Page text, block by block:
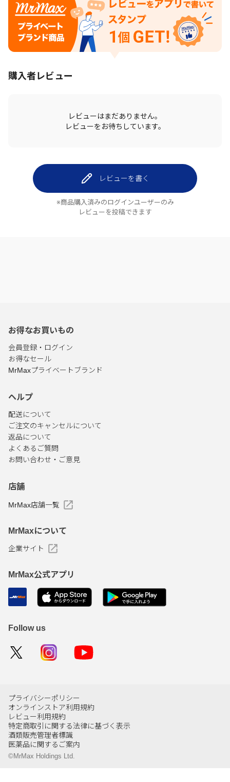
購入者レビュー
レビューはまだありません。
レビューをお待ちしています。
レビューを書く
※商品購入済みのログインユーザーのみ
レビューを投稿できます
お得なお買いもの
会員登録・ログイン
お得なセール
MrMaxプライベートブランド
ヘルプ
配送について
ご注文のキャンセルについて
返品について
よくあるご質問
お問い合わせ・ご意見
店舗
MrMax店舗一覧
MrMaxについて
企業サイト
MrMax公式アプリ
Follow us
プライバシーポリシー
オンラインストア利用規約
レビュー利用規約
特定商取引に関する法律に基づく表示
酒類販売管理者標識
医薬品に関するご案内
©MrMax Holdings Ltd.